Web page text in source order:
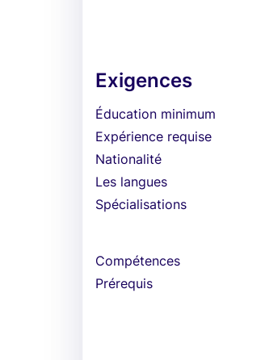
Exigences
Éducation minimum
Expérience requise
Nationalité
Les langues
Spécialisations
Compétences
Prérequis